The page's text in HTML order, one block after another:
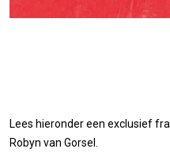
Lees hieronder een exclusief
Robyn van Gorsel.